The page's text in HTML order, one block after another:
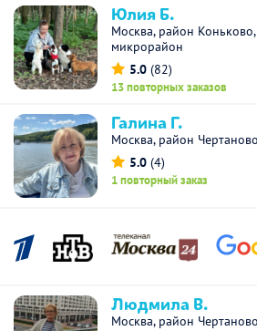
Юлия Б.
Москва, район
микрорайон
5.0 (82)
13 повторных заказов
Галина Г.
Москва, район
5.0 (4)
1 повторный заказ
Людмила В.
Москва, район